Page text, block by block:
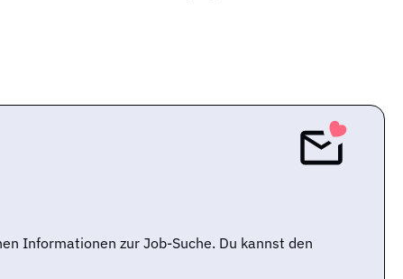
Informationen zur Job-Suche. Du kannst den